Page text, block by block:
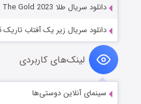
دانلود سریال طلا The Gold 2023
دانلود سریال زیر یک آفتاب تاریک Under a Dark Sun 2025
لینک‌های کاربردی
سینمای آنلاین دوستی‌ها